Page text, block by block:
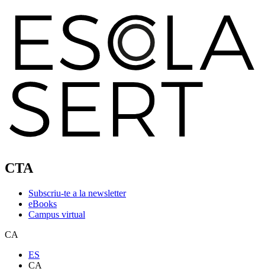
CTA
Subscriu-te a la newsletter
eBooks
Campus virtual
CA
ES
CA